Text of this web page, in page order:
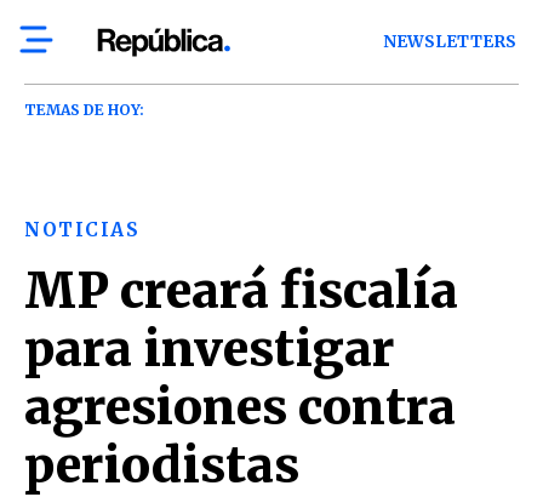
NEWSLETTERS
TEMAS DE HOY:
NOTICIAS
MP creará fiscalía
para investigar
agresiones contra
periodistas